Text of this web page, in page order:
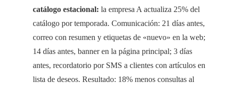
catálogo estacional: la empresa A actualiza 25% del
catálogo por temporada. Comunicación: 21 días antes,
correo con resumen y etiquetas de «nuevo» en la web;
14 días antes, banner en la página principal; 3 días
antes, recordatorio por SMS a clientes con artículos en
lista de deseos. Resultado: 18% menos consultas al